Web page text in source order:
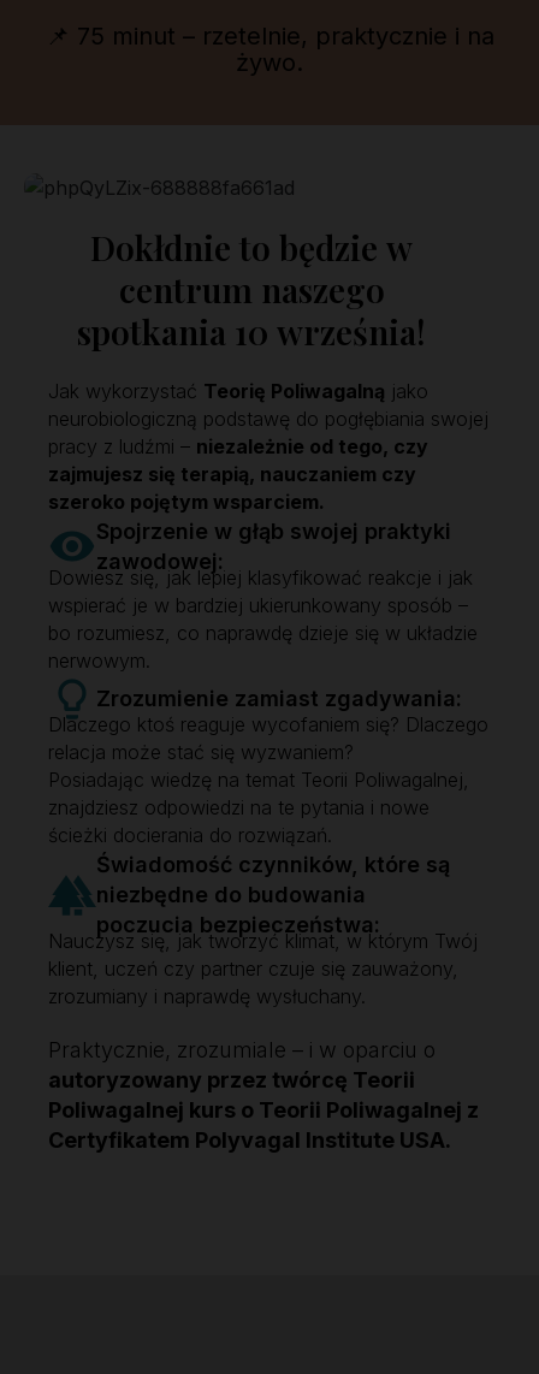
📌 75 minut – rzetelnie, praktycznie i na
żywo.
Dokłdnie to będzie w
centrum naszego
spotkania 10 września!
Jak wykorzystać Teorię Poliwagalną jako
neurobiologiczną podstawę do pogłębiania swojej
pracy z ludźmi – niezależnie od tego, czy
zajmujesz się terapią, nauczaniem czy
szeroko pojętym wsparciem.
Spojrzenie w głąb swojej praktyki
zawodowej:
Dowiesz się, jak lepiej klasyfikować reakcje i jak
wspierać je w bardziej ukierunkowany sposób –
bo rozumiesz, co naprawdę dzieje się w układzie
nerwowym.
Zrozumienie zamiast zgadywania:
Dlaczego ktoś reaguje wycofaniem się? Dlaczego
relacja może stać się wyzwaniem?
Posiadając wiedzę na temat Teorii Poliwagalnej,
znajdziesz odpowiedzi na te pytania i nowe
ścieżki docierania do rozwiązań.
Świadomość czynników, które są
niezbędne do budowania
poczucia bezpieczeństwa:
Nauczysz się, jak tworzyć klimat, w którym Twój
klient, uczeń czy partner czuje się zauważony,
zrozumiany i naprawdę wysłuchany.
Praktycznie, zrozumiale – i w oparciu o
autoryzowany przez twórcę Teorii
Poliwagalnej kurs o Teorii Poliwagalnej z
Certyfikatem Polyvagal Institute USA.